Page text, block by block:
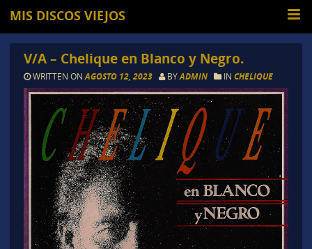
MIS DISCOS VIEJOS
V/A – Chelique en Blanco y Negro.
WRITTEN ON AGOSTO 12, 2023 BYADMIN IN CHELIQUE